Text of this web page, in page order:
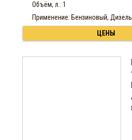
Объём, л.: 1
Применение: Бензиновый,
ЦЕНЫ